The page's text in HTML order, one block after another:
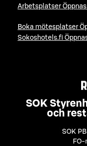
Arbetsplatser
Boka mötesplatser
Sokoshotels.fi
SOK
och
SOK
FO-